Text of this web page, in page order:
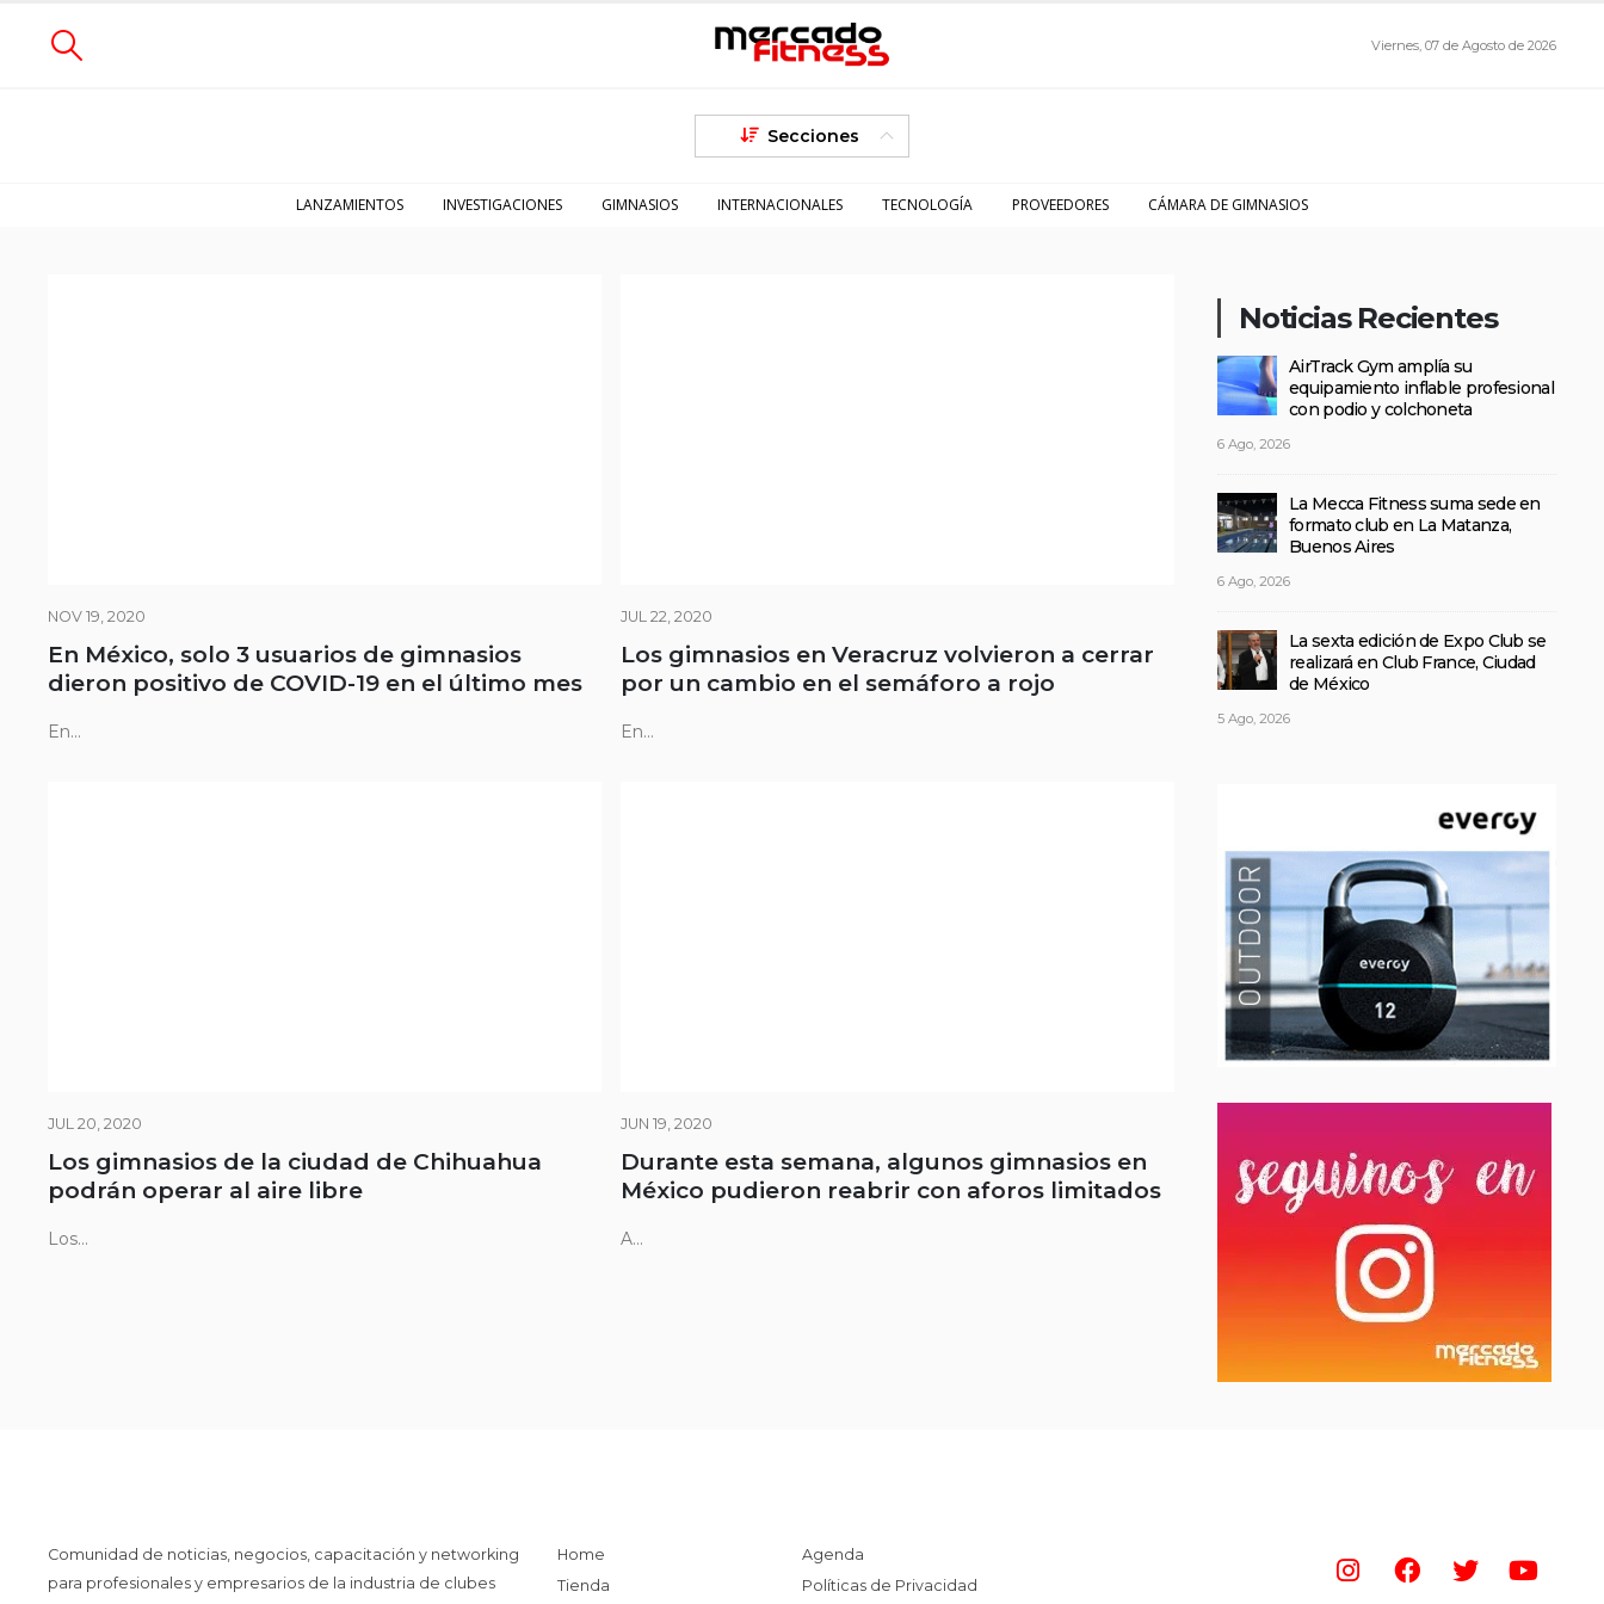
Viernes, 07 de Agosto de 2026
Secciones
LANZAMIENTOS INVESTIGACIONES GIMNASIOS INTERNACIONALES TECNOLOGÍA PROVEEDORES CÁMARA DE GIMNASIOS
NOV 19, 2020
En México, solo 3 usuarios de gimnasios
dieron positivo de COVID-19 en el último mes
En...
JUL 22, 2020
Los gimnasios en Veracruz volvieron a cerrar
por un cambio en el semáforo a rojo
En...
JUL 20, 2020
Los gimnasios de la ciudad de Chihuahua
podrán operar al aire libre
Los...
JUN 19, 2020
Durante esta semana, algunos gimnasios en
México pudieron reabrir con aforos limitados
A...
Noticias Recientes
AirTrack Gym amplía su
equipamiento inflable profesional
con podio y colchoneta
6 Ago, 2026
La Mecca Fitness suma sede en
formato club en La Matanza,
Buenos Aires
6 Ago, 2026
La sexta edición de Expo Club se
realizará en Club France, Ciudad
de México
5 Ago, 2026
Comunidad de noticias, negocios, capacitación y networking
para profesionales y empresarios de la industria de clubes
Home
Tienda
Agenda
Políticas de Privacidad